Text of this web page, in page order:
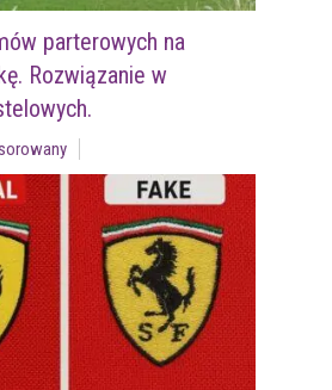
parterowych na
Rozwiązanie w